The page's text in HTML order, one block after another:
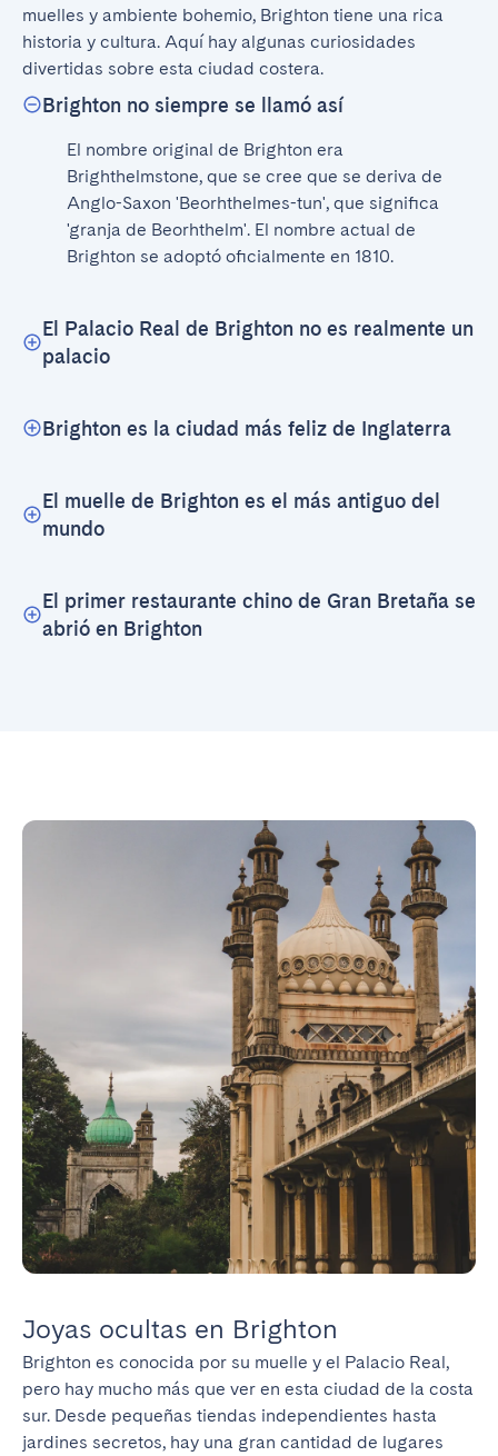
muelles y ambiente bohemio, Brighton tiene una rica
historia y cultura. Aquí hay algunas curiosidades
divertidas sobre esta ciudad costera.
Brighton no siempre se llamó así
El nombre original de Brighton era
Brighthelmstone, que se cree que se deriva de
Anglo-Saxon 'Beorhthelmes-tun', que significa
'granja de Beorhthelm'. El nombre actual de
Brighton se adoptó oficialmente en 1810.
El Palacio Real de Brighton no es realmente un
palacio
Brighton es la ciudad más feliz de Inglaterra
El muelle de Brighton es el más antiguo del
mundo
El primer restaurante chino de Gran Bretaña se
abrió en Brighton
Joyas ocultas en Brighton
Brighton es conocida por su muelle y el Palacio Real,
pero hay mucho más que ver en esta ciudad de la costa
sur. Desde pequeñas tiendas independientes hasta
jardines secretos, hay una gran cantidad de lugares